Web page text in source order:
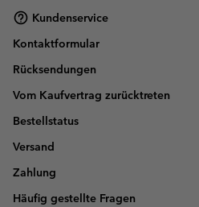
Kundenservice
Kontaktformular
Rücksendungen
Vom Kaufvertrag zurücktreten
Bestellstatus
Versand
Zahlung
Häufig gestellte Fragen